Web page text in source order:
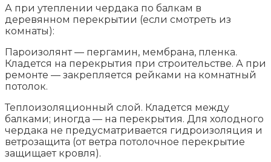
А при утеплении чердака по балкам в
деревянном перекрытии (если смотреть из
комнаты):
Пароизолянт — пергамин, мембрана, пленка.
Кладется на перекрытия при строительстве. А при
ремонте — закрепляется рейками на комнатный
потолок.
Теплоизоляционный слой. Кладется между
балками; иногда — на перекрытия. Для холодного
чердака не предусматривается гидроизоляция и
ветрозащита (от ветра потолочное перекрытие
защищает кровля).